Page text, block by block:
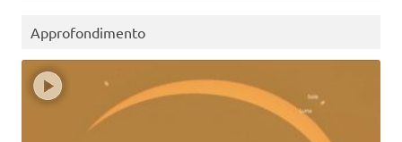
Approfondimento